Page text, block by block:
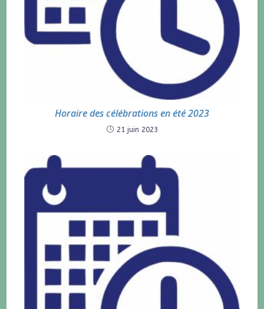
Horaire des célébrations en été 2023
21 juin 2023